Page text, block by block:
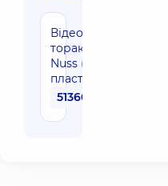
Відеоторакоскопічна
торакопластика за
Nuss (без вартості
пластини)
51360 грн